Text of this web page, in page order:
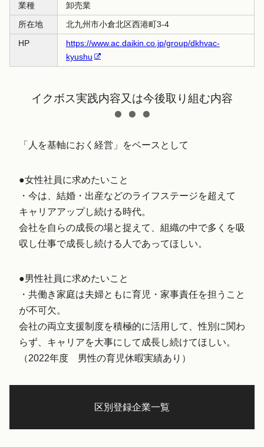
業種
卸売業
所在地
北九州市小倉北区西港町3-4
HP
https://www.ac.daikin.co.jp/group/dkhvac-
kyushu
イクボス実践内容又は今後取り組む内容
「人を基軸におく経営」をベースとして
●女性社員に求めたいこと
・今は、結婚・出産などのライフステージを超えて
キャリアアップし続ける時代。
会社を自らの成長の場と捉えて、組織の中で多くを吸
収し仕事で成長し続ける人であってほしい。
●男性社員に求めたいこと
・共働き家庭は夫婦ともに育児・家事責任を担うこと
が不可欠。
会社の両立支援制度を積極的に活用して、性別に関わ
らず、キャリアを大事にして成長し続けてほしい。
（2022年度 男性の育児休暇実績あり）
区別登録企業一覧